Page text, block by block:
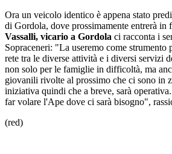
Ora un veicolo identico è appena stato
di Gordola, dove prossimamente entrerà in
Vassalli, vicario a Gordola ci racconta i
Sopraceneri: "La useremo come
rete tra le diverse attività e i diversi servizi
non solo per le famiglie in difficoltà, ma
giovanili rivolte al prossimo che ci sono in
iniziativa quindi che a breve, sarà
far volare l'Ape dove ci sarà bisogno",
(red)